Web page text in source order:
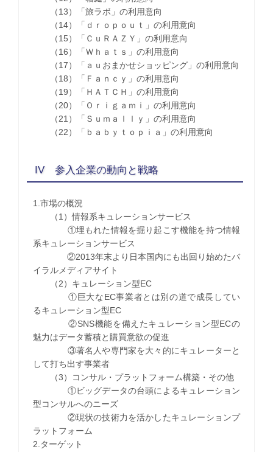
（13）「旅ラボ」の利用意向
（14）「ｄｒｏｐｏｕｔ」の利用意向
（15）「ＣｕＲＡＺＹ」の利用意向
（16）「Ｗｈａｔｓ」の利用意向
（17）「ａｕおまかせショッピング」の利用意向
（18）「Ｆａｎｃｙ」の利用意向
（19）「ＨＡＴＣＨ」の利用意向
（20）「Ｏｒｉｇａｍｉ」の利用意向
（21）「Ｓｕｍａｌｌｙ」の利用意向
（22）「ｂａｂｙｔｏｐｉａ」の利用意向
IV 参入企業の動向と戦略
1.市場の概況
（1）情報系キュレーションサービス
①埋もれた情報を掘り起こす機能を持つ情報
系キュレーションサービス
②2013年末より日本国内にも出回り始めたバ
イラルメディアサイト
（2）キュレーション型EC
①巨大なEC事業者とは別の道で成長してい
るキュレーション型EC
②SNS機能を備えたキュレーション型ECの
魅力はデータ蓄積と購買意欲の促進
③著名人や専門家を大々的にキュレーターと
して打ち出す事業者
（3）コンサル・プラットフォーム構築・その他
①ビッグデータの台頭によるキュレーション
型コンサルへのニーズ
②現状の技術力を活かしたキュレーションプ
ラットフォーム
2.ターゲット